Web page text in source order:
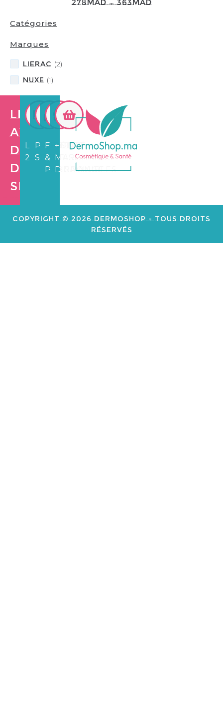
278MAD—363MAD
Catégories
Marques
LIERAC (2)
NUXE (1)
Les
avantages
de
Dermo
Shop
LIVRAISON
24/72H
PAIEMENT
SÉCURISÉ
FIDÉLITÉ
&
PARRAINAGE
+3.500
MARCHANDS
DISPONIBLES
Copyright © 2026 Dermoshop - Tous Droits
Réservés